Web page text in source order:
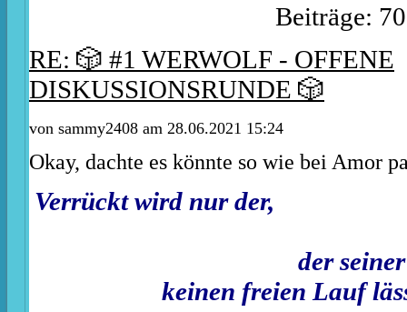
Beiträge:
RE: 🎲 #1 WERWOLF - OFFENE
DISKUSSIONSRUNDE 🎲
von sammy2408 am 28.06.2021 15:24
Okay, dachte es könnte so wie bei Amor
Verrückt wird
der seiner
keinen freien Lauf